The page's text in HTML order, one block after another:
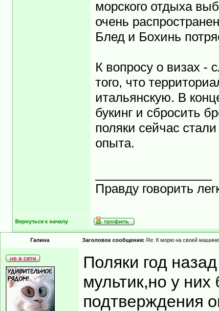
морского отдыха
очень
Блед и Бохинь
К вопросу о визах -
того, что
итальянскую. В
букинг и сбросить
поляки сейчас
опыта.
Правду говорить
Вернуться к началу
Гaлинa Заголовок сообщения: Re: К морю на своей
Поляки год
мультик,но у
подтверждения